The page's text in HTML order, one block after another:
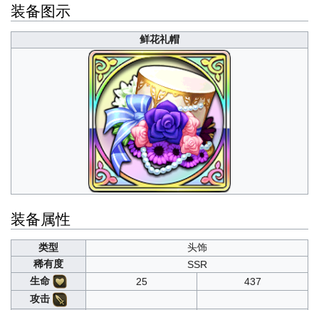
装备图示
鲜花礼帽
装备属性
类型
头饰
稀有度
SSR
生命
25
437
攻击